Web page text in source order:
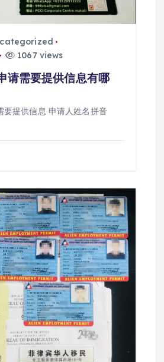
1067 views
请需要提供信息有哪
提供信息 申请人姓名拼音